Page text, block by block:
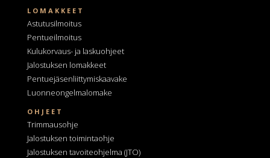
LOMAKKEET
Astutusilmoitus
Pentueilmoitus
Kulukorvaus- ja laskuohjeet
Jalostuksen lomakkeet
Pentuejäsenliittymiskaavake
Luonneongelmalomake
OHJEET
Trimmausohje
Jalostuksen toimintaohje
Jalostuksen tavoiteohjelma (JTO)